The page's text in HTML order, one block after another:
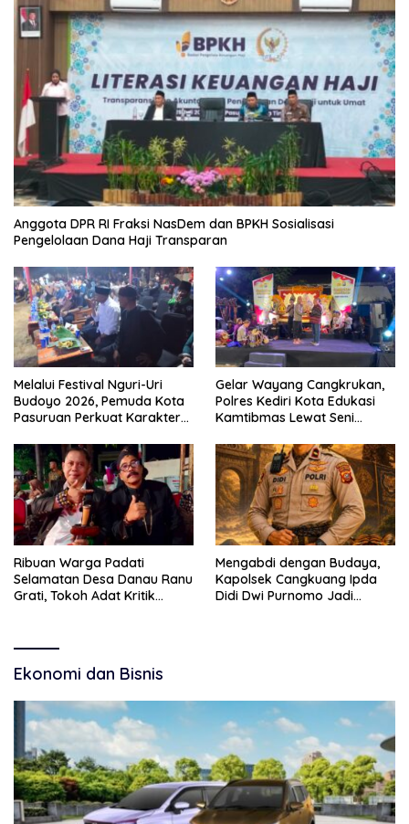
Anggota DPR RI Fraksi NasDem dan BPKH Sosialisasi
Pengelolaan Dana Haji Transparan
Melalui Festival Nguri-Uri
Budoyo 2026, Pemuda Kota
Pasuruan Perkuat Karakter
Narkoba
Gelar Wayang Cangkrukan,
Polres Kediri Kota Edukasi
Kamtibmas Lewat Seni
Ribuan Warga Padati
Selamatan Desa Danau Ranu
Grati, Tokoh Adat Kritik
Mengabdi dengan Budaya,
Kapolsek Cangkuang Ipda
Didi Dwi Purnomo Jadi
Ekonomi dan Bisnis